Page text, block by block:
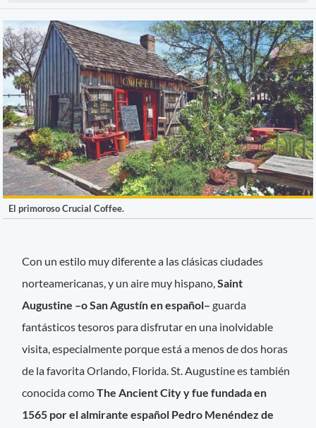
El primoroso Crucial Coffee.
Con un estilo muy diferente a las clásicas ciudades
norteamericanas, y un aire muy hispano,Saint
Augustine –o San Agustín en español–guarda
fantásticos tesoros para disfrutar en una inolvidable
visita, especialmente porque está a menos de dos horas
de la favorita Orlando, Florida. St. Augustine es también
conocida comoThe Ancient City y fue fundada en
1565 por el almirante español Pedro Menéndez de